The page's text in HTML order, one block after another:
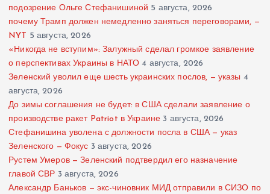
подозрение Ольге Стефанишиной 5 августа, 2026
почему Трамп должен немедленно заняться переговорами, —
NYT 5 августа, 2026
«Никогда не вступим»: Залужный сделал громкое заявление
о перспективах Украины в НАТО 4 августа, 2026
Зеленский уволил еще шесть украинских послов, — указы 4
августа, 2026
До зимы соглашения не будет: в США сделали заявление о
производстве ракет Patriot в Украине 3 августа, 2026
Стефанишина уволена с должности посла в США — указ
Зеленского — Фокус 3 августа, 2026
Рустем Умеров — Зеленский подтвердил его назначение
главой СВР 3 августа, 2026
Александр Баньков — экс-чиновник МИД отправили в СИЗО по